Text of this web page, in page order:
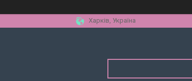
Харків, Україна